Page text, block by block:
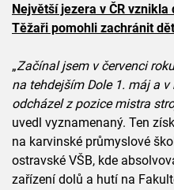
Největší jezera v ČR
Těžaři pomohli zachránit
„Začínal jsem v červenci
na tehdejším Dole 1. máj a
odcházel z pozice mistra
uvedl vyznamenaný. Ten
na karvinské průmyslové
ostravské VŠB, kde
zařízení dolů a hutí na